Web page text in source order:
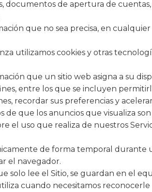
documentos de apertura de
que no sea precisa, en
utilizamos cookies y otras
que un sitio web asigna a su
entre los que se incluyen
recordar sus preferencias y
de que los anuncios que visualiza
el uso que realiza de nuestros
de forma temporal durante
el navegador.
solo lee el Sitio, se guardan en el
cuando necesitamos